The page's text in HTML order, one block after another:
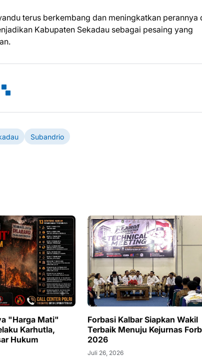
terus berkembang dan meningkatkan perannya
Kabupaten Sekadau sebagai pesaing yang
Subandrio
"Harga Mati"
Karhutla,
Hukum
Forbasi Kalbar Siapkan Wakil
Terbaik Menuju Kejurnas
2026
Juli 26, 2026